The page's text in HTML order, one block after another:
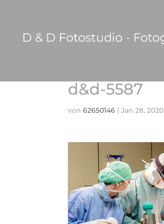
d&d-5587
von 62650146 | Jan 28, 2020